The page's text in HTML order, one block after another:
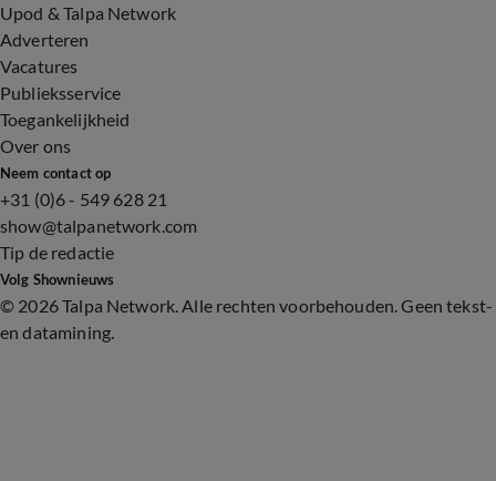
Upod & Talpa Network
Adverteren
Vacatures
Publieksservice
Toegankelijkheid
Over ons
Neem contact op
+31 (0)6 - 549 628 21
show@talpanetwork.com
Tip de redactie
Volg Shownieuws
© 2026 Talpa Network. Alle rechten voorbehouden. Geen tekst-
en datamining.